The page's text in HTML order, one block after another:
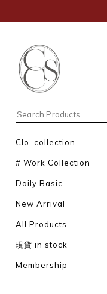
Clo. collection
# Work Collection
Daily Basic
New Arrival
All Products
現貨 in stock
Membership